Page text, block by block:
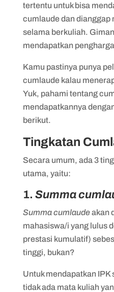
7. Perhatikan
kehadiran
tertentu untuk bisa
cumlaude dan dianggap
selama berkuliah.
mendapatkan
Kamu pastinya punya
cumlaude kalau
Yuk, pahami tentang
mendapatkannya
berikut.
Tingkatan
Secara umum, ada 3
utama, yaitu:
1. Summa
Summa cumlaudeakan
mahasiswa/i yang lulus
prestasi kumulatif)
tinggi, bukan?
Untuk mendapatkan
tidak ada mata kuliah